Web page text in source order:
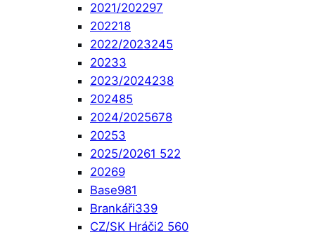
2021/202297
202218
2022/2023245
20233
2023/2024238
202485
2024/2025678
20253
2025/20261 522
20269
Base981
Brankáři339
CZ/SK Hráči2 560